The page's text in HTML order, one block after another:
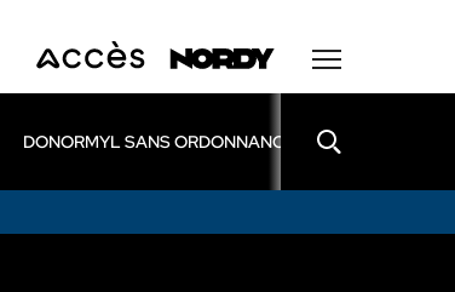
DONORMYL SANS ORDONNANCE LEXOMIL SANS